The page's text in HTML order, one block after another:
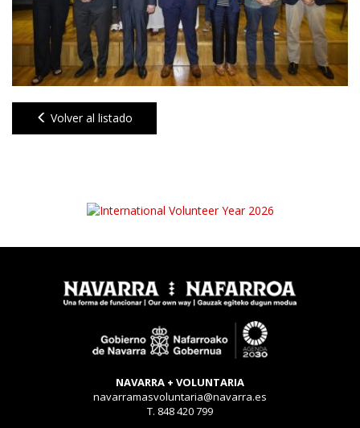
Volver al listado
NAVARRA + VOLUNTARIA
navarramasvoluntaria@navarra.es
T. 848 420 799